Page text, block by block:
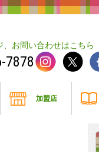
加盟店
お問い合わせはこちら
7878